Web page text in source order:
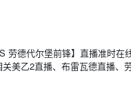
劳德代尔堡前锋】直播准时
美乙2直播、布雷瓦德直播、